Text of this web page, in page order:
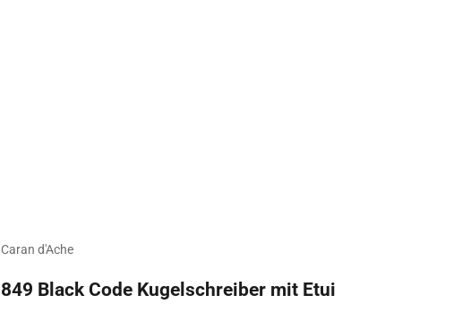
Caran d'Ache
849 Black Code Kugelschreiber mit Etui